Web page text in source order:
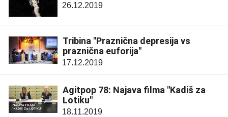
26.12.2019
Tribina "Praznična depresija vs
praznična euforija"
17.12.2019
Agitpop 78: Najava filma "Kadiš za
Lotiku"
18.11.2019